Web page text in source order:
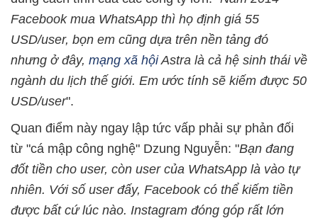
Facebook mua WhatsApp thì họ định giá 55
USD/user, bọn em cũng dựa trên nền tảng đó
nhưng ở đây, mạng xã hộiAstra là cả hệ sinh thái về
ngành du lịch thế giới. Em ước tính sẽ kiếm được 50
USD/user".
Quan điểm này ngay lập tức vấp phải sự phản đối
từ "cá mập công nghệ" Dzung Nguyễn: "Bạn đang
đốt tiền cho user, còn user của WhatsApp là vào tự
nhiên. Với số user đấy, Facebook có thể kiếm tiền
được bất cứ lúc nào. Instagram đóng góp rất lớn